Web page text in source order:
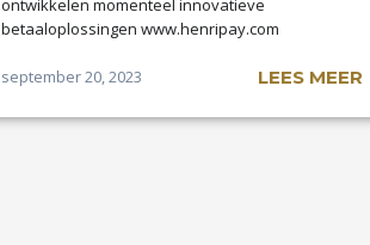
ontwikkelen momenteel innovatieve
betaaloplossingen www.henripay.com
september 20, 2023 LEES MEER